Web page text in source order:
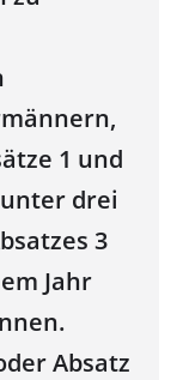
1 und
drei
3
Jahr
Absatz